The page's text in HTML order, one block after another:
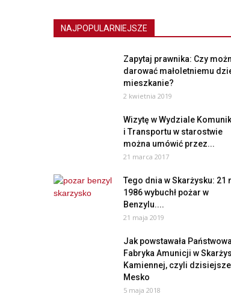
NAJPOPULARNIEJSZE
Zapytaj prawnika: Czy
darować małoletniemu
mieszkanie?
2 kwietnia 2019
Wizytę w Wydziale
i Transportu w starostwie
można umówić przez...
21 marca 2017
Tego dnia w Skarżysku: 21
1986 wybuchł pożar w
Benzylu....
21 maja 2019
Jak powstawała Państwowa
Fabryka Amunicji w
Kamiennej, czyli dzisiejsze
Mesko
5 maja 2018